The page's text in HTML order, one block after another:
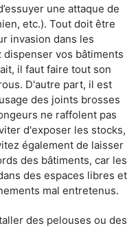
une attaque de
etc.). Tout doit être
invasion dans les
dispenser vos bâtiments
il faut faire tout son
D'autre part, il est
des joints brosses
ne raffolent pas
d'exposer les stocks,
également de laisser
des bâtiments, car les
des espaces libres et
mal entretenus.
des pelouses ou des